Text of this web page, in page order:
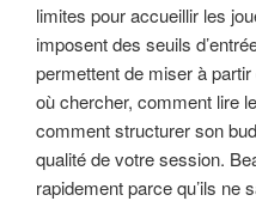
limites pour accueillir les
imposent des seuils
permettent de miser à
où chercher, comment lire
comment structurer son
qualité de votre session.
rapidement parce qu’ils ne